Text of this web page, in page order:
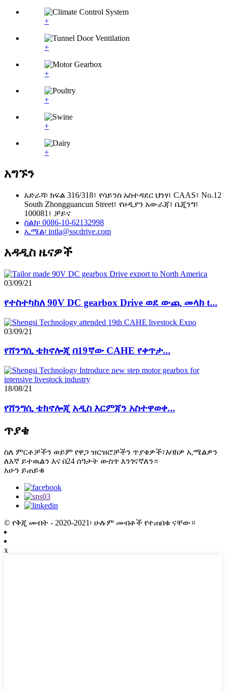
+
+
+
+
+
+
አግኙን
አድራሻ፡ ክፍል 316/318፣ የሳይንስ አስተዳደር ህንፃ፣ CAAS፣ No.12
South Zhongguancun Street፣ የሀዲያን አውራጃ፣ ቤጂንግ፣
100081፣ ቻይና
ስልክ፡ 0086-10-62132998
ኢሜል፡ intla@sscdrive.com
አዳዲስ ዜናዎች
03/09/21
የተስተካከለ 90V DC gearbox Drive ወደ ውጪ መላክ t...
03/09/21
የሸንግሲ ቴክኖሎጂ በ19ኛው CAHE የቀጥታ...
18/08/21
የሸንግሲ ቴክኖሎጂ አዲስ እርምጃን አስተዋወቀ...
ጥያቄ
ስለ ምርቶቻችን ወይም የዋጋ ዝርዝሮቻችን ጥያቄዎች፣እባክዎ ኢሜልዎን
ለእኛ ይተዉልን እና በ24 ሰዓታት ውስጥ እንገናኛለን።
አሁን ይጠይቁ
© የቅጂ መብት - 2020-2021፡ ሁሉም መብቶች የተጠበቁ ናቸው።
x